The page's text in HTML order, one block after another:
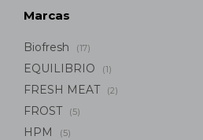
Marcas
Biofresh (17)
EQUILIBRIO (1)
FRESH MEAT (2)
FROST (5)
HPM (5)